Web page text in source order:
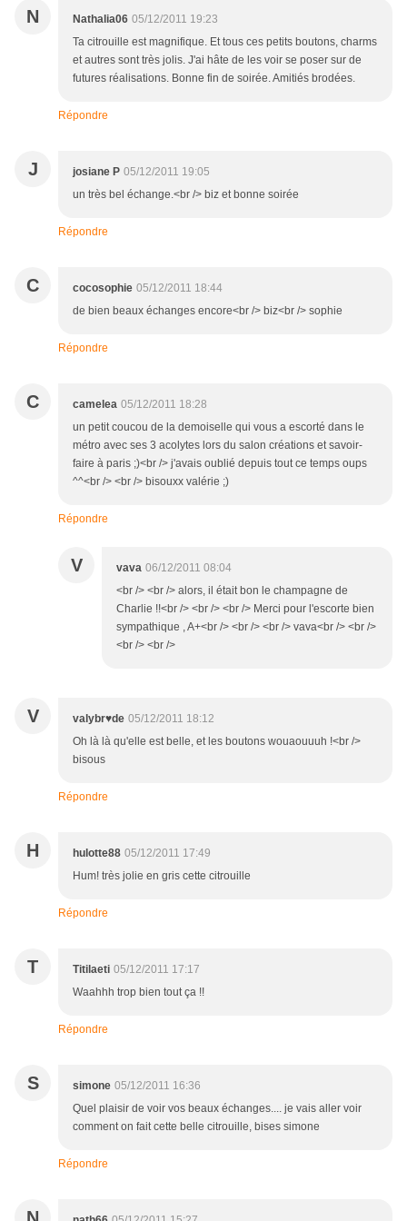
N Nathalia06 05/12/2011 19:23
Ta citrouille est magnifique. Et tous ces petits boutons, charms
et autres sont très jolis. J'ai hâte de les voir se poser sur de
futures réalisations. Bonne fin de soirée. Amitiés brodées.
Répondre
J josiane P 05/12/2011 19:05
un très bel échange.<br /> biz et bonne soirée
Répondre
C cocosophie 05/12/2011 18:44
de bien beaux échanges encore<br /> biz<br /> sophie
Répondre
C camelea 05/12/2011 18:28
un petit coucou de la demoiselle qui vous a escorté dans le
métro avec ses 3 acolytes lors du salon créations et savoir-
faire à paris ;)<br /> j'avais oublié depuis tout ce temps oups
^^<br /> <br /> bisouxx valérie ;)
Répondre
V vava 06/12/2011 08:04
<br /> <br /> alors, il était bon le champagne de
Charlie !!<br /> <br /> <br /> Merci pour l'escorte bien
sympathique , A+<br /> <br /> <br /> vava<br /> <br />
<br /> <br />
V valybr♥de 05/12/2011 18:12
Oh là là qu'elle est belle, et les boutons wouaouuuh !<br />
bisous
Répondre
H hulotte88 05/12/2011 17:49
Hum! très jolie en gris cette citrouille
Répondre
T Titilaeti 05/12/2011 17:17
Waahhh trop bien tout ça !!
Répondre
S simone 05/12/2011 16:36
Quel plaisir de voir vos beaux échanges.... je vais aller voir
comment on fait cette belle citrouille, bises simone
Répondre